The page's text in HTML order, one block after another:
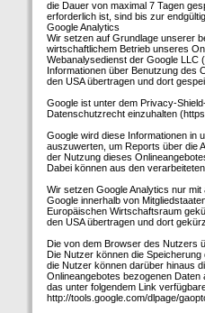
die Dauer von maximal 7 Tagen
erforderlich ist, sind bis zur
Google Analytics
Wir setzen auf Grundlage unserer
wirtschaftlichem Betrieb unseres
Webanalysedienst der Google LLC
Informationen über Benutzung des
den USA übertragen und dort
Google ist unter dem Privacy-
Datenschutzrecht einzuhalten
Google wird diese Informationen in
auszuwerten, um Reports über die
der Nutzung dieses
Dabei können aus den
Wir setzen Google Analytics nur
Google innerhalb von
Europäischen Wirtschaftsraum
den USA übertragen und dort
Die von dem Browser des Nutzers
Die Nutzer können die
die Nutzer können darüber hinaus
Onlineangebotes bezogenen
das unter folgendem Link
http://tools.google.com/dlpage/